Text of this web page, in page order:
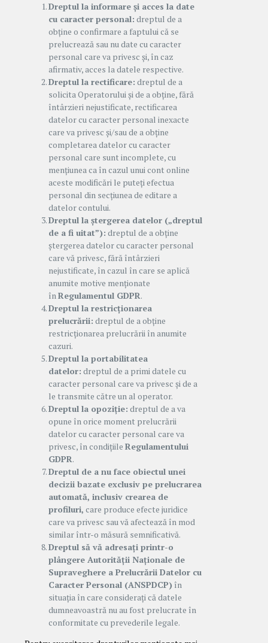
Dreptul la informare și acces la date
cu caracter personal: dreptul de a
obține o confirmare a faptului că se
prelucrează sau nu date cu caracter
personal care va privesc și, în caz
afirmativ, acces la datele respective.
Dreptul la rectificare: dreptul de a
solicita Operatorului și de a obține, fără
întârzieri nejustificate, rectificarea
datelor cu caracter personal inexacte
care va privesc și/sau de a obține
completarea datelor cu caracter
personal care sunt incomplete, cu
mențiunea ca în cazul unui cont online
aceste modificări le puteți efectua
personal din secțiunea de editare a
datelor contului.
Dreptul la ștergerea datelor („dreptul
de a fi uitat”): dreptul de a obține
ștergerea datelor cu caracter personal
care vă privesc, fără întârzieri
nejustificate, în cazul în care se aplică
anumite motive menționate
înRegulamentul GDPR.
Dreptul la restricționarea
prelucrării: dreptul de a obține
restricționarea prelucrării în anumite
cazuri.
Dreptul la portabilitatea
datelor: dreptul de a primi datele cu
caracter personal care va privesc și de a
le transmite către un al operator.
Dreptul la opoziție: dreptul de a va
opune în orice moment prelucrării
datelor cu caracter personal care va
privesc, în condițiile Regulamentului
GDPR.
Dreptul de a nu face obiectul unei
decizii bazate exclusiv pe prelucrarea
automată, inclusiv crearea de
profiluri, care produce efecte juridice
care va privesc sau vă afectează în mod
similar într-o măsură semnificativă.
Dreptul să vă adresați printr-o
plângere Autorității Naționale de
Supraveghere a Prelucrării Datelor cu
Caracter Personal (ANSPDCP) în
situația în care considerați că datele
dumneavoastră nu au fost prelucrate în
conformitate cu prevederile legale.